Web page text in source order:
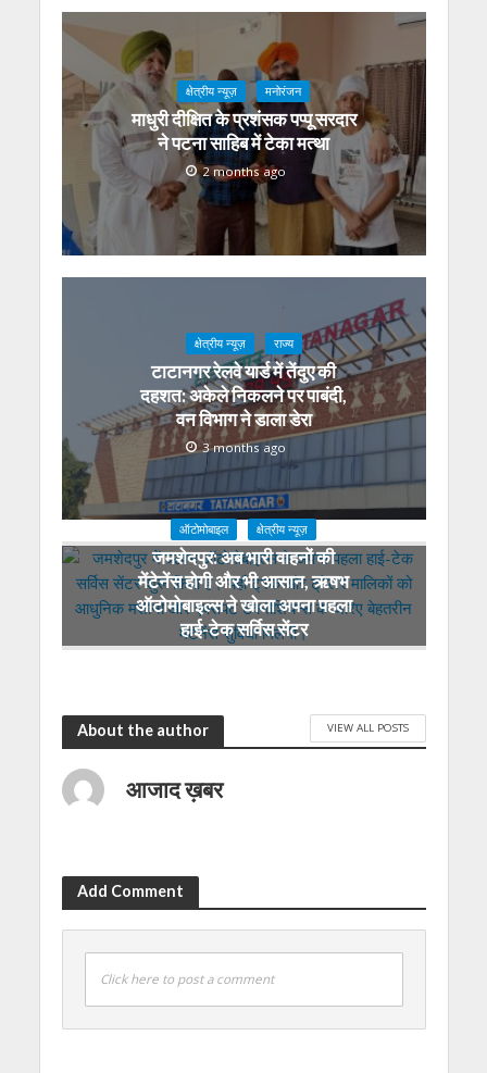
क्षेत्रीय न्यूज़ मनोरंजन
माधुरी दीक्षित के प्रशंसक पप्पू सरदार
ने पटना साहिब में टेका मत्था
2 months ago
क्षेत्रीय न्यूज़ राज्य
टाटानगर रेलवे यार्ड में तेंदुए की
दहशत: अकेले निकलने पर पाबंदी,
वन विभाग ने डाला डेरा
3 months ago
ऑटोमोबाइल क्षेत्रीय न्यूज़
जमशेदपुर: अब भारी वाहनों की
मेंटेनेंस होगी और भी आसान, ऋषभ
ऑटोमोबाइल्स ने खोला अपना पहला
हाई-टेक सर्विस सेंटर
About the author VIEW ALL POSTS
आजाद ख़बर
Add Comment
Click here to post a comment